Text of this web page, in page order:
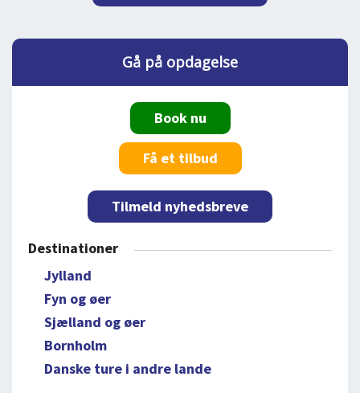
Gå på opdagelse
Book nu
Få et tilbud
Tilmeld nyhedsbreve
Destinationer
Jylland
Fyn og øer
Sjælland og øer
Bornholm
Danske ture i andre lande